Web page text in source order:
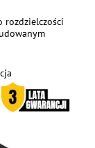
rozdzielczości